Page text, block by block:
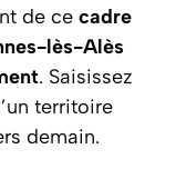
de ce cadre
lès-Alès
. Saisissez
territoire
demain.